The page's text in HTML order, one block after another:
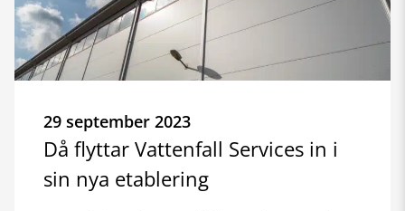
29 september 2023
Då flyttar Vattenfall Services in i
sin nya etablering